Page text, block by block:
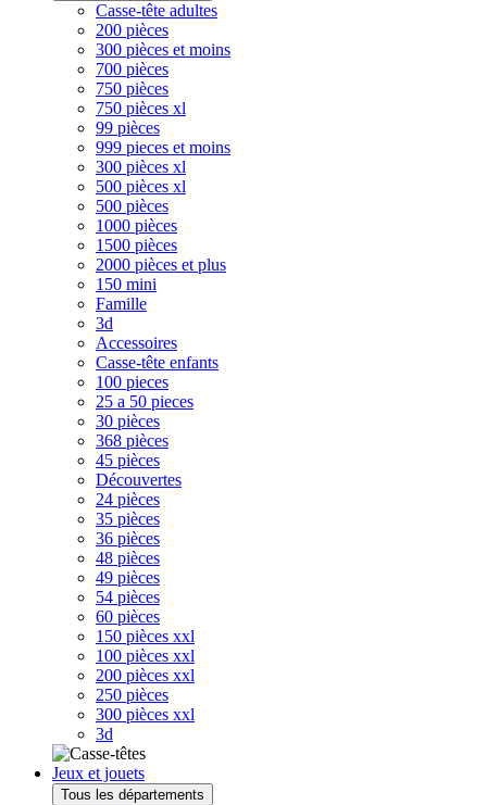
Casse-tête adultes
200 pièces
300 pièces et moins
700 pièces
750 pièces
750 pièces xl
99 pièces
999 pieces et moins
300 pièces xl
500 pièces xl
500 pièces
1000 pièces
1500 pièces
2000 pièces et plus
150 mini
Famille
3d
Accessoires
Casse-tête enfants
100 pieces
25 a 50 pieces
30 pièces
368 pièces
45 pièces
Découvertes
24 pièces
35 pièces
36 pièces
48 pièces
49 pièces
54 pièces
60 pièces
150 pièces xxl
100 pièces xxl
200 pièces xxl
250 pièces
300 pièces xxl
3d
Jeux et jouets
Tous les départements